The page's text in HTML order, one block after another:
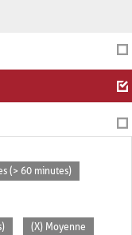
(> 60 minutes)
(X) Moyenne